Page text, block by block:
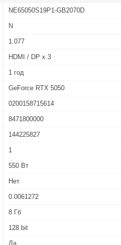
NE65050S19P1-GB2070D
N
1.077
HDMI / DP x 3
1 год
GeForce RTX 5050
0200158715614
8471800000
144225827
1
550 Вт
Нет
0.0061272
8 Гб
128 bit
Да